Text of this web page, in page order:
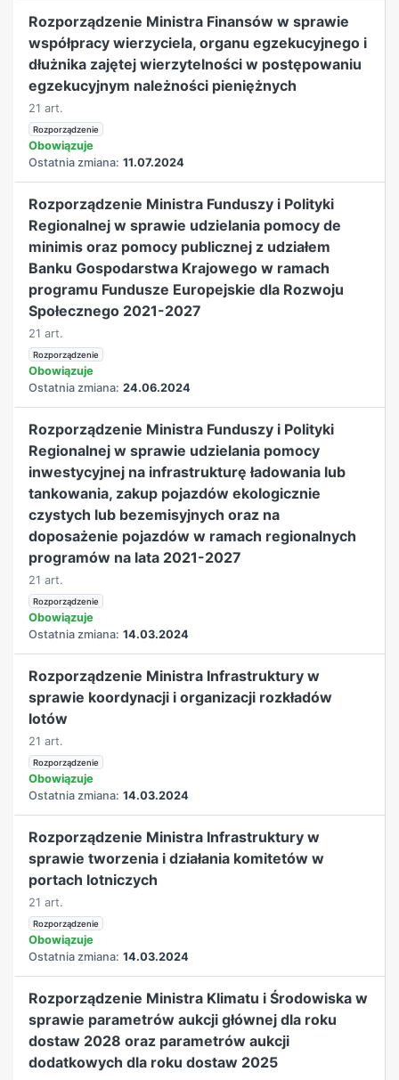
Rozporządzenie Ministra Finansów w sprawie
współpracy wierzyciela, organu egzekucyjnego i
dłużnika zajętej wierzytelności w postępowaniu
egzekucyjnym należności pieniężnych
21 art.
Rozporządzenie
Obowiązuje
Ostatnia zmiana: 11.07.2024
Rozporządzenie Ministra Funduszy i Polityki
Regionalnej w sprawie udzielania pomocy de
minimis oraz pomocy publicznej z udziałem
Banku Gospodarstwa Krajowego w ramach
programu Fundusze Europejskie dla Rozwoju
Społecznego 2021-2027
21 art.
Rozporządzenie
Obowiązuje
Ostatnia zmiana: 24.06.2024
Rozporządzenie Ministra Funduszy i Polityki
Regionalnej w sprawie udzielania pomocy
inwestycyjnej na infrastrukturę ładowania lub
tankowania, zakup pojazdów ekologicznie
czystych lub bezemisyjnych oraz na
doposażenie pojazdów w ramach regionalnych
programów na lata 2021-2027
21 art.
Rozporządzenie
Obowiązuje
Ostatnia zmiana: 14.03.2024
Rozporządzenie Ministra Infrastruktury w
sprawie koordynacji i organizacji rozkładów
lotów
21 art.
Rozporządzenie
Obowiązuje
Ostatnia zmiana: 14.03.2024
Rozporządzenie Ministra Infrastruktury w
sprawie tworzenia i działania komitetów w
portach lotniczych
21 art.
Rozporządzenie
Obowiązuje
Ostatnia zmiana: 14.03.2024
Rozporządzenie Ministra Klimatu i Środowiska w
sprawie parametrów aukcji głównej dla roku
dostaw 2028 oraz parametrów aukcji
dodatkowych dla roku dostaw 2025